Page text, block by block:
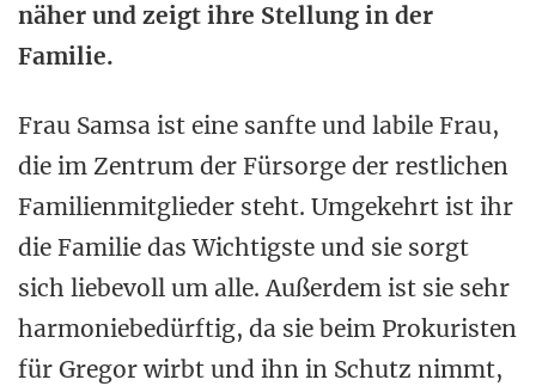
näher und zeigt ihre Stellung in der
Familie.
Frau Samsa ist eine sanfte und labile Frau,
die im Zentrum der Fürsorge der restlichen
Familienmitglieder steht. Umgekehrt ist ihr
die Familie das Wichtigste und sie sorgt
sich liebevoll um alle. Außerdem ist sie sehr
harmoniebedürftig, da sie beim Prokuristen
für Gregor wirbt und ihn in Schutz nimmt,